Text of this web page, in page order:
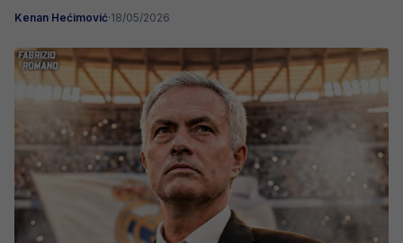
Kenan Hećimović·18/05/2026